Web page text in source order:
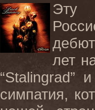
Эту
лет
“Stalingrad”
симпатия,